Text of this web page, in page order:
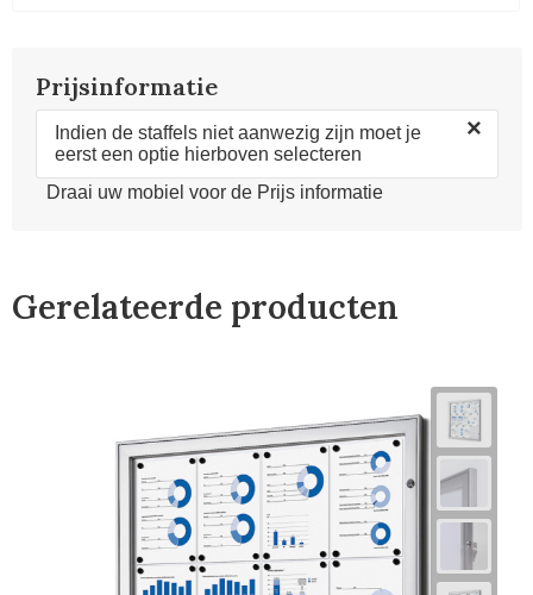
Prijsinformatie
Indien de staffels niet aanwezig zijn moet je
eerst een optie hierboven selecteren
×
Draai uw mobiel voor de Prijs informatie
Gerelateerde producten